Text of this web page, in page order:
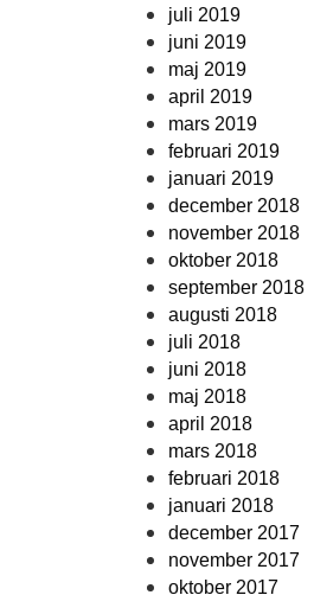
juli 2019
juni 2019
maj 2019
april 2019
mars 2019
februari 2019
januari 2019
december 2018
november 2018
oktober 2018
september 2018
augusti 2018
juli 2018
juni 2018
maj 2018
april 2018
mars 2018
februari 2018
januari 2018
december 2017
november 2017
oktober 2017